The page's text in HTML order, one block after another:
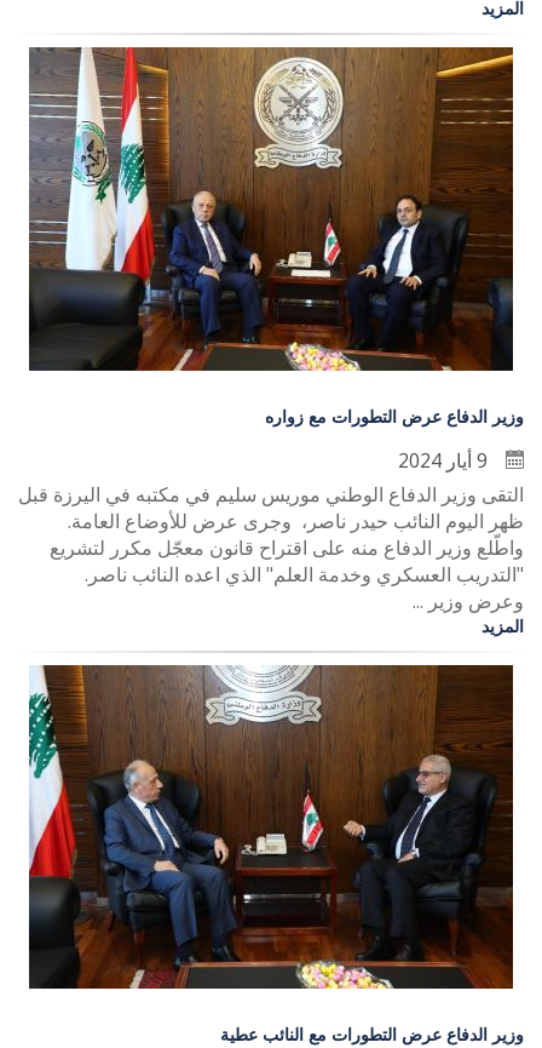
المزيد
وزير الدفاع عرض التطورات مع زواره
التقى وزير الدفاع الوطني موريس سليم في مكتبه في اليرزة قبل
ظهر اليوم النائب حيدر ناصر، وجرى عرض للأوضاع العامة.
واطّلع وزير الدفاع منه على اقتراح قانون معجّل مكرر لتشريع
"التدريب العسكري وخدمة العلم" الذي اعده النائب ناصر.
وعرض وزير ...
المزيد
وزير الدفاع عرض التطورات مع النائب عطية